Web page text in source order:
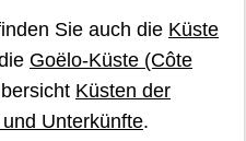
Sie auch die Küste
Goëlo-Küste (Côte
Küsten der
Unterkünfte.